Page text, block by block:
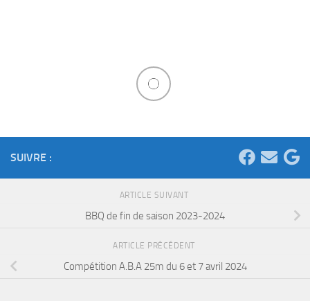
SUIVRE :
ARTICLE SUIVANT
BBQ de fin de saison 2023-2024
ARTICLE PRÉCÉDENT
Compétition A.B.A 25m du 6 et 7 avril 2024